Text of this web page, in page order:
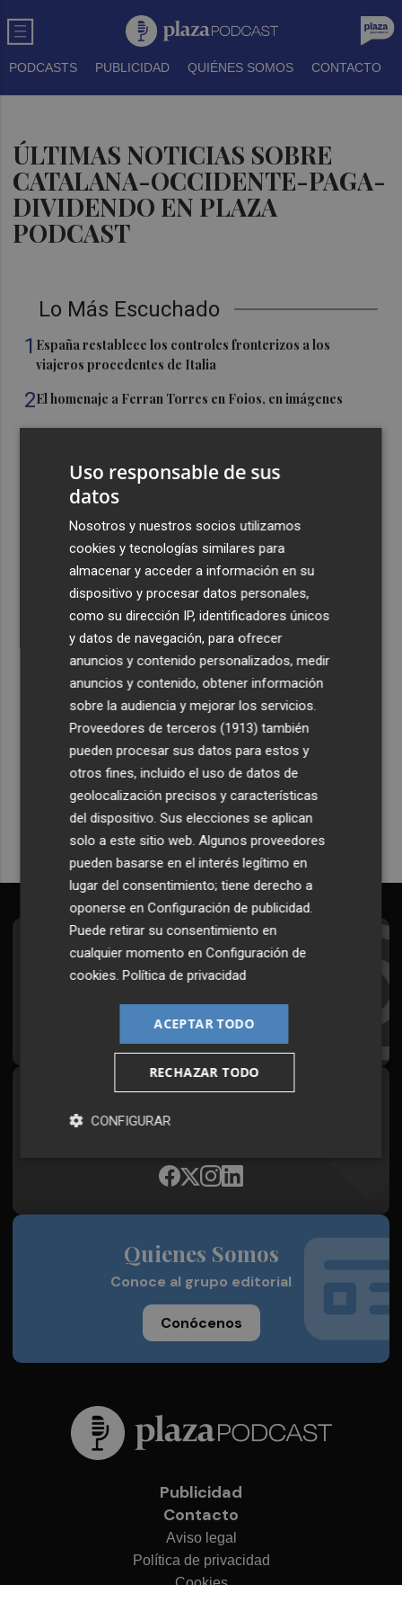
PODCASTS PUBLICIDAD QUIÉNES SOMOS CONTACTO
ÚLTIMAS NOTICIAS SOBRE
CATALANA-OCCIDENTE-PAGA-
DIVIDENDO EN PLAZA
PODCAST
Lo Más Escuchado
1 España restablece los controles fronterizos a los
viajeros procedentes de Italia
2El homenaje a Ferran Torres en Foios, en imágenes
pueblo: "Allá donde voy siempre digo que soy de Foios"
Foios se vuelca con Ferran Torres
Las '200 vidas' que llevaron a Paco Rabal de Águilas a la
cima del cine: un documental recupera la voz y la mirada
del actor
Recibe toda la actualidad de
Plaza Podcast en tu correo
Quiero suscribirme
Suscríbete al Boletín
Todos los días a primera hora en tu email
¡Quiero suscribirme!
Plaza Podcast, desde cualquier medio
Quienes Somos
Conoce al grupo editorial
Conócenos
Publicidad
Contacto
Aviso legal
Política de privacidad
Cookies
Uso responsable de sus
datos
Nosotros y nuestros socios utilizamos
cookies y tecnologías similares para
almacenar y acceder a información en su
dispositivo y procesar datos personales,
como su dirección IP, identificadores únicos
y datos de navegación, para ofrecer
anuncios y contenido personalizados, medir
anuncios y contenido, obtener información
sobre la audiencia y mejorar los servicios.
Proveedores de terceros (1913) también
pueden procesar sus datos para estos y
otros fines, incluido el uso de datos de
geolocalización precisos y características
del dispositivo. Sus elecciones se aplican
solo a este sitio web. Algunos proveedores
pueden basarse en el interés legítimo en
lugar del consentimiento; tiene derecho a
oponerse enConfiguración de publicidad
Puede retirar su consentimiento en
cualquier momento enConfiguración de
cookies .Política de privacidad
ACEPTAR TODO
RECHAZAR TODO
CONFIGURAR